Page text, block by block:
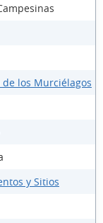
los Murciélagos
y Sitios